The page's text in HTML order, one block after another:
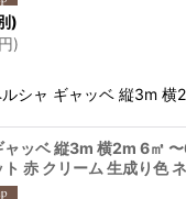
)
円)
シャ ギャッベ 縦3m
ャッベ 縦3m 横2m 6㎡
ト 赤 クリーム 生成り